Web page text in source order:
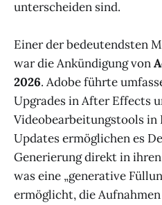
unterscheiden sind.
Einer der bedeutendsten
war die Ankündigung von
2026. Adobe führte
Upgrades in After Effects
Videobearbeitungstools in
Updates ermöglichen es
Generierung direkt in
was eine „generative
ermöglicht, die